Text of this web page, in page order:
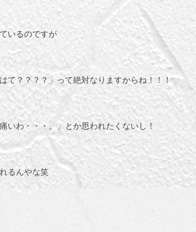
いるのですが
て？？？？」って絶対なりますからね！！！
いわ・・・。」とか思われたくないし！
るんやな笑